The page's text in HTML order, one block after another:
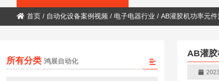
首页/ 自动化设备案例视频 / 电子电器行业 / AB灌胶机功率元
AB灌胶
所有分类 鸿展自动化